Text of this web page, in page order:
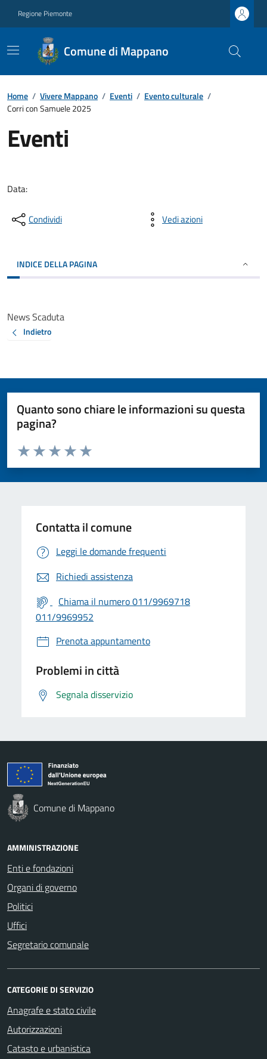
Regione Piemonte
Comune di Mappano
Home / Vivere Mappano / Eventi / Evento culturale /
Corri con Samuele 2025
Eventi
Data:
Condividi Vedi azioni
INDICE DELLA PAGINA
News Scaduta
Indietro
Quanto sono chiare le informazioni su questa
pagina?
Valuta da 1 a 5 stelle la pagina
Valuta 5 stelle su 5
Valuta 4 stelle su 5
Valuta 3 stelle su 5
Valuta 2 stelle su 5
Valuta 1 stelle su 5
Contatta il comune
Leggi le domande frequenti
Richiedi assistenza
Chiama il numero 011/9969718
011/9969952
Prenota appuntamento
Problemi in città
Segnala disservizio
Comune di Mappano
AMMINISTRAZIONE
Enti e fondazioni
Organi di governo
Politici
Uffici
Segretario comunale
CATEGORIE DI SERVIZIO
Anagrafe e stato civile
Autorizzazioni
Catasto e urbanistica